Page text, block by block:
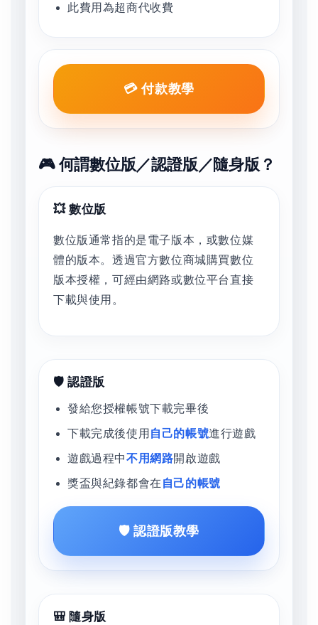
此費用為超商代收費
💳 付款教學
🎮 何謂數位版／認證版／隨身版？
💥 數位版
數位版通常指的是電子版本，或數位媒
體的版本。透過官方數位商城購買數位
版本授權，可經由網路或數位平台直接
下載與使用。
🛡️ 認證版
發給您授權帳號下載完畢後
下載完成後使用 自己的帳號進行遊戲
遊戲過程中不用網路開啟遊戲
獎盃與紀錄都會在 自己的帳號
🛡️ 認證版教學
🎒 隨身版